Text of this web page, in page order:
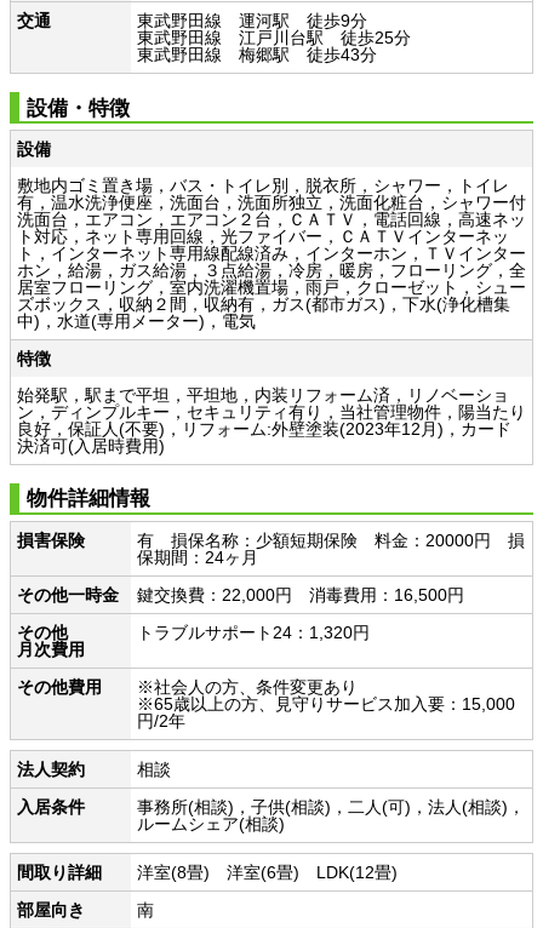
交通
東武野田線 運河駅 徒歩9分
東武野田線 江戸川台駅 徒歩25分
東武野田線 梅郷駅 徒歩43分
設備・特徴
設備
敷地内ゴミ置き場，バス・トイレ別，脱衣所，シャワー，トイレ
有，温水洗浄便座，洗面台，洗面所独立，洗面化粧台，シャワー付
洗面台，エアコン，エアコン２台，ＣＡＴＶ，電話回線，高速ネッ
ト対応，ネット専用回線，光ファイバー，ＣＡＴＶインターネッ
ト，インターネット専用線配線済み，インターホン，ＴＶインター
ホン，給湯，ガス給湯，３点給湯，冷房，暖房，フローリング，全
居室フローリング，室内洗濯機置場，雨戸，クローゼット，シュー
ズボックス，収納２間，収納有，ガス(都市ガス)，下水(浄化槽集
中)，水道(専用メーター)，電気
特徴
始発駅，駅まで平坦，平坦地，内装リフォーム済，リノベーショ
ン，ディンプルキー，セキュリティ有り，当社管理物件，陽当たり
良好，保証人(不要)，リフォーム:外壁塗装(2023年12月)，カード
決済可(入居時費用)
物件詳細情報
損害保険
有 損保名称：少額短期保険 料金：20000円 損
保期間：24ヶ月
その他一時金
鍵交換費：22,000円 消毒費用：16,500円
その他
月次費用
トラブルサポート24：1,320円
その他費用
※社会人の方、条件変更あり
※65歳以上の方、見守りサービス加入要：15,000
円/2年
法人契約
相談
入居条件
事務所(相談)，子供(相談)，二人(可)，法人(相談)，
ルームシェア(相談)
間取り詳細
洋室(8畳) 洋室(6畳) LDK(12畳)
部屋向き
南